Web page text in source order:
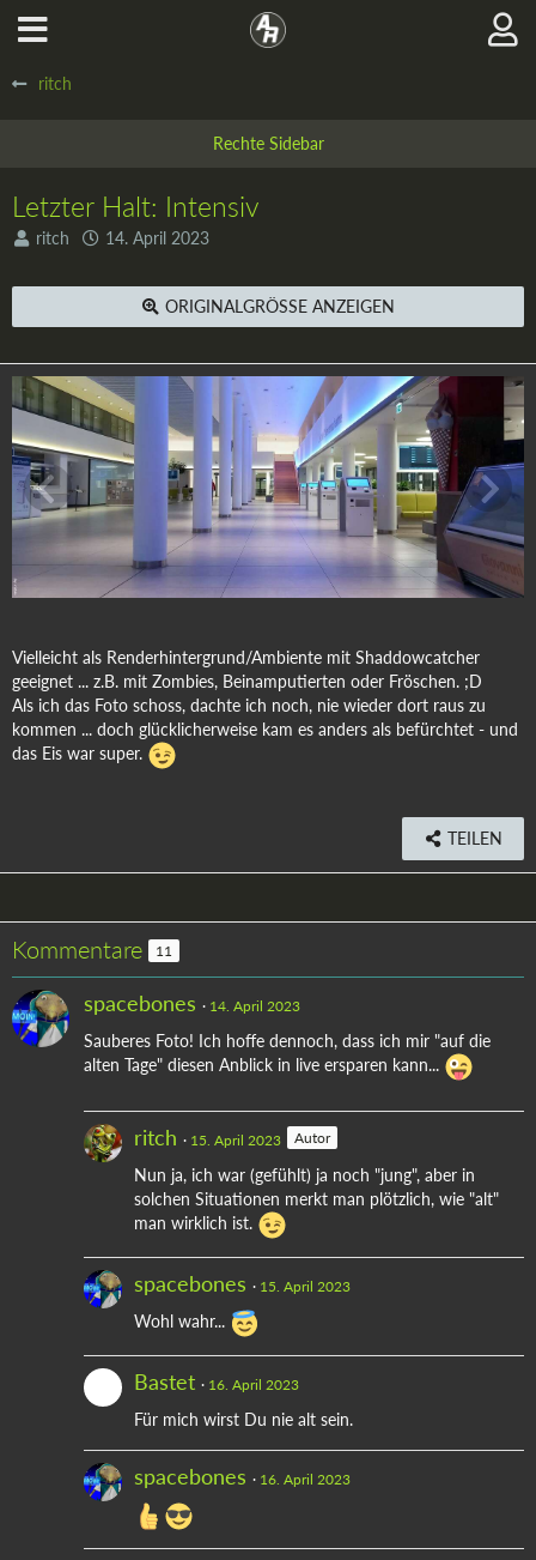
ritch
Letzter Halt: Intensiv
ritch 14. April 2023
ORIGINALGRÖSSE ANZEIGEN
Vielleicht als Renderhintergrund/Ambiente mit Shaddowcatcher
geeignet ... z.B. mit Zombies, Beinamputierten oder Fröschen. ;D
Als ich das Foto schoss, dachte ich noch, nie wieder dort raus zu
kommen ... doch glücklicherweise kam es anders als befürchtet - und
das Eis war super.
TEILEN
Kommentare 11
spacebones 14. April 2023
Sauberes Foto! Ich hoffe dennoch, dass ich mir "auf die
alten Tage" diesen Anblick in live ersparen kann...
ritch 15. April 2023 Autor
Nun ja, ich war (gefühlt) ja noch "jung", aber in
solchen Situationen merkt man plötzlich, wie "alt"
man wirklich ist.
spacebones 15. April 2023
Wohl wahr...
Bastet 16. April 2023
Für mich wirst Du nie alt sein.
spacebones 16. April 2023